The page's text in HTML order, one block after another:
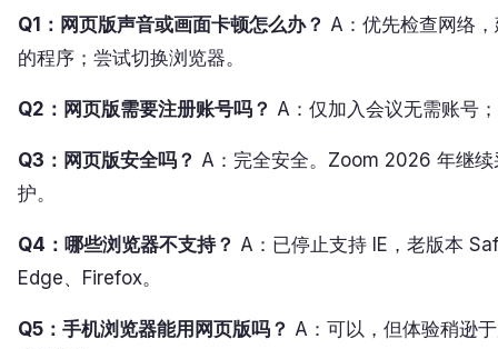
Q1：网页版声音或画面卡顿怎么办？ A：优先检查网络
的程序；尝试切换浏览器。
Q2：网页版需要注册账号吗？ A：仅加入会议无需账号
Q3：网页版安全吗？ A：完全安全。Zoom 2026 年继
护。
Q4：哪些浏览器不支持？ A：已停止支持 IE，老版本
Edge、Firefox。
Q5：手机浏览器能用网页版吗？ A：可以，但体验稍逊